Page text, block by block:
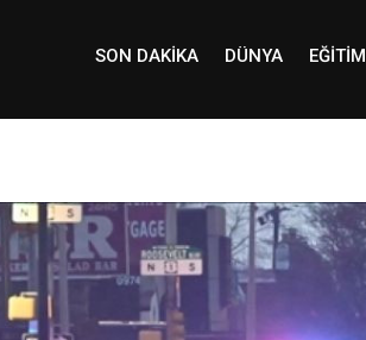
SON DAKIKA DÜNYA EĞITIM